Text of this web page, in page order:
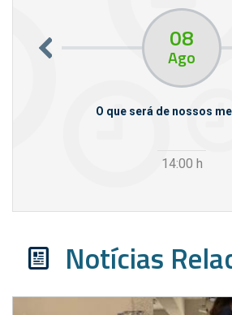
08
Ago
O que será de nossos
14:00 h
Notícias